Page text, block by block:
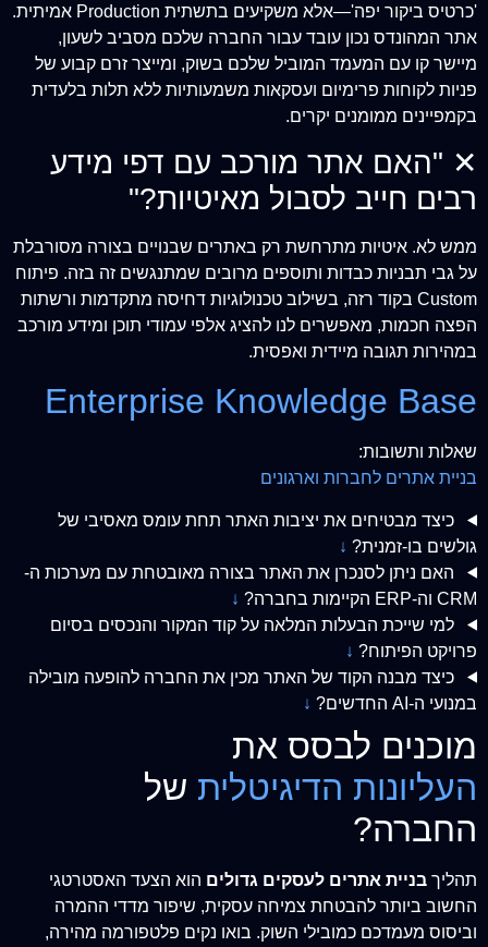
'כרטיס ביקור יפה'—אלא משקיעים בתשתית Production אמיתית.
אתר המהונדס נכון עובד עבור החברה שלכם מסביב לשעון,
מיישר קו עם המעמד המוביל שלכם בשוק, ומייצר זרם קבוע של
פניות לקוחות פרימיום ועסקאות משמעותיות ללא תלות בלעדית
בקמפיינים ממומנים יקרים.
✕ "האם אתר מורכב עם דפי מידע
רבים חייב לסבול מאיטיות?"
ממש לא. איטיות מתרחשת רק באתרים שבנויים בצורה מסורבלת
על גבי תבניות כבדות ותוספים מרובים שמתנגשים זה בזה. פיתוח
Custom בקוד רזה, בשילוב טכנולוגיות דחיסה מתקדמות ורשתות
הפצה חכמות, מאפשרים לנו להציג אלפי עמודי תוכן ומידע מורכב
במהירות תגובה מיידית ואפסית.
Enterprise Knowledge Base
שאלות ותשובות:
בניית אתרים לחברות וארגונים
כיצד מבטיחים את יציבות האתר תחת עומס מאסיבי של
גולשים בו-זמנית? ↓
האם ניתן לסנכרן את האתר בצורה מאובטחת עם מערכות ה-
CRM וה-ERP הקיימות בחברה?
↓
למי שייכת הבעלות המלאה על קוד המקור והנכסים בסיום
פרויקט הפיתוח? ↓
כיצד מבנה הקוד של האתר מכין את החברה להופעה מובילה
במנועי ה-AI החדשים?
↓
מוכנים לבסס את
העליונות הדיגיטלית של
החברה?
תהליך בניית אתרים לעסקים גדולים הוא הצעד האסטרטגי
החשוב ביותר להבטחת צמיחה עסקית, שיפור מדדי ההמרה
וביסוס מעמדכם כמובילי השוק. בואו נקים פלטפורמה מהירה,